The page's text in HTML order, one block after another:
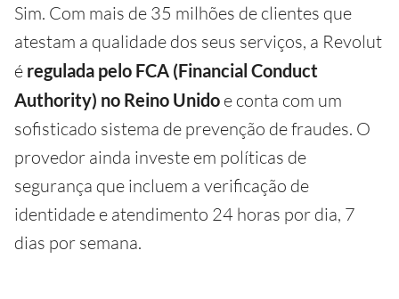
Sim. Com mais de 35 milhões de clientes que
atestam a qualidade dos seus serviços, a Revolut
é regulada pelo FCA (Financial Conduct
Authority) no Reino Unido e conta com um
sofisticado sistema de prevenção de fraudes. O
provedor ainda investe em políticas de
segurança que incluem a verificação de
identidade e atendimento 24 horas por dia, 7
dias por semana.